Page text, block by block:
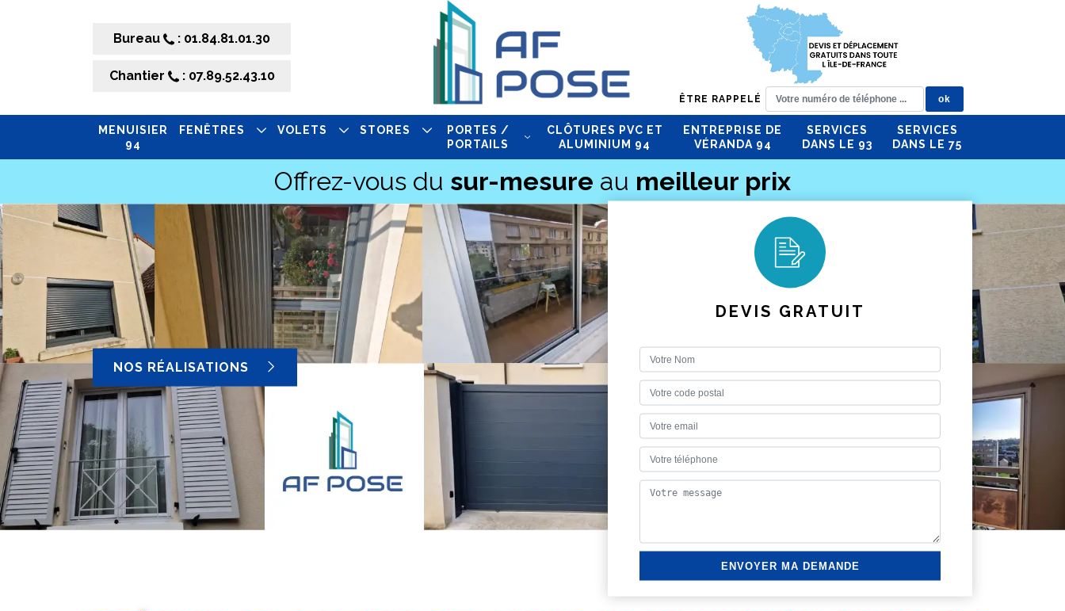
Bureau : 01.84.81.01.30
Chantier : 07.89.52.43.10
ÊTRE RAPPELÉ
MENUISIER
94
FENÊTRES VOLETS STORES
PORTES /
PORTAILS
CLÔTURES PVC ET
ALUMINIUM 94
ENTREPRISE DE
VÉRANDA 94
SERVICES
DANS LE 93
SERVICES
DANS LE 75
Offrez-vous du sur-mesure au meilleur prix
NOS RÉALISATIONS
DEVIS GRATUIT